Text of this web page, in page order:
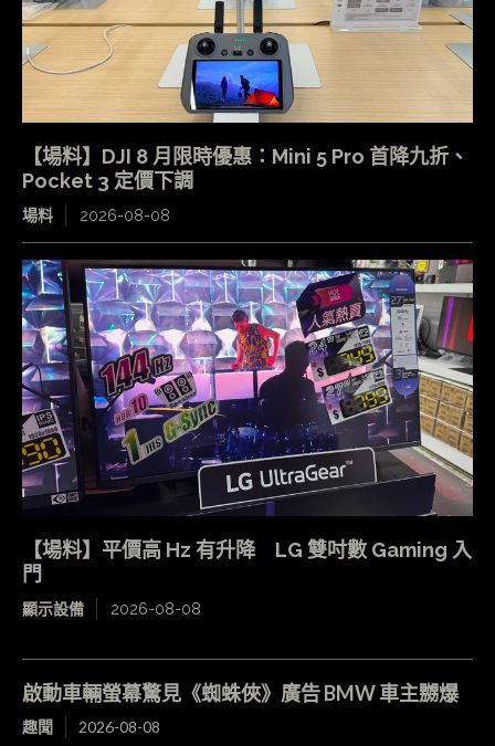
【場料】DJI 8 月限時優惠：Mini 5 Pro 首降九折、
Pocket 3 定價下調
場料 2026-08-08
【場料】平價高 Hz 有升降 LG 雙吋數 Gaming 入
門
顯示設備 2026-08-08
啟動車輛螢幕驚見《蜘蛛俠》廣告 BMW 車主嬲爆
趣聞 2026-08-08